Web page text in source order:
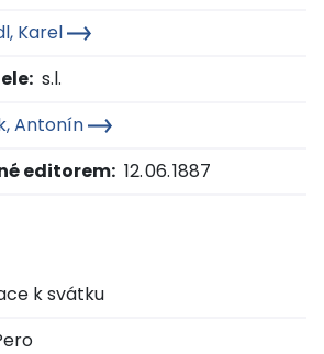
Karel
s.l.
Antonín
editorem: 12. 06. 1887
k svátku